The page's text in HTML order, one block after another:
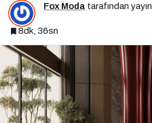
Fox Moda tarafından
8dk, 36sn